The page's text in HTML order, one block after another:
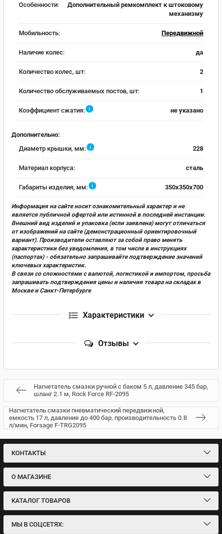
Особенности:
Дополнительный ремкомплект к штоковому
механизму
Мобильность: Передвижной
Наличие колес: да
Количество колес, шт: 2
Количество обслуживаемых постов, шт: 1
Коэффициент сжатия: i не указано
Дополнительно:
Диаметр крышки, мм:
i 228
Материал корпуса: сталь
Габариты изделия, мм: i 350х350х700
Информация на сайте носит ознакомительный характер и не
является публичной офертой или истинной в последней инстанции.
Внешний вид изделий и упаковка (если заявлена) могут отличаться
от изображений на сайте (демонстрационный ориентировочный
вариант). Производители оставляют за собой право менять
характеристики без уведомления, в том числе в инструкциях
(паспортах) - обязательно запрашивайте подтверждение значений
ключевых характеристик.
В связи со сложностями с валютой, логистикой и импортом, просьба
запрашивать подтверждения цены и наличия товара на складах в
Москве и Санкт-Петербурге
Характеристики
Отзывы
Нагнетатель смазки ручной с баком 5 л, давление 345 бар,
шланг 2.1 м, Rock Force RF-2095
Нагнетатель смазки пневматический передвижной,
емкость 17 л, давление до 400 бар, производительность 0.8
л/мин, Forsage F-TRG2095
КОНТАКТЫ
О МАГАЗИНЕ
КАТАЛОГ ТОВАРОВ
МЫ В СОЦСЕТЯХ: